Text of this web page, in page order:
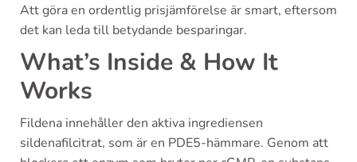
Att göra en ordentlig prisjämförelse är smart, eftersom
det kan leda till betydande besparingar.
What’s Inside & How It
Works
Fildena innehåller den aktiva ingrediensen
sildenafilcitrat, som är en PDE5-hämmare. Genom att